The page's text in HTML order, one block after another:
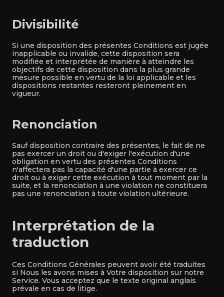
Divisibilité
Si une disposition des présentes Conditions est jugée
inapplicable ou invalide, cette disposition sera
modifiée et interprétée de manière à atteindre les
objectifs de cette disposition dans la plus grande
mesure possible en vertu de la loi applicable et les
dispositions restantes resteront pleinement en
vigueur.
Renonciation
Sauf disposition contraire des présentes, le fait de ne
pas exercer un droit ou d'exiger l'exécution d'une
obligation en vertu des présentes Conditions
n'affectera pas la capacité d'une partie à exercer ce
droit ou à exiger cette exécution à tout moment par la
suite, et la renonciation à une violation ne constituera
pas une renonciation à toute violation ultérieure.
Interprétation de la
traduction
Ces Conditions Générales peuvent avoir été traduites
si Nous les avons mises à Votre disposition sur notre
Service. Vous acceptez que le texte original anglais
prévale en cas de litige.